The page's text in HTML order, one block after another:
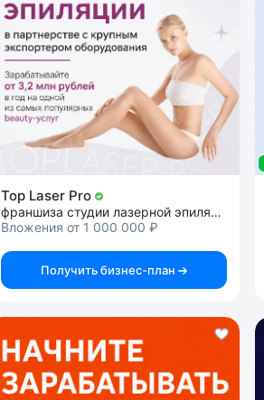
Top Laser Pro
франшиза студии лазерной эпиляции
Вложения от 1 000 000 ₽
Получить бизнес-план